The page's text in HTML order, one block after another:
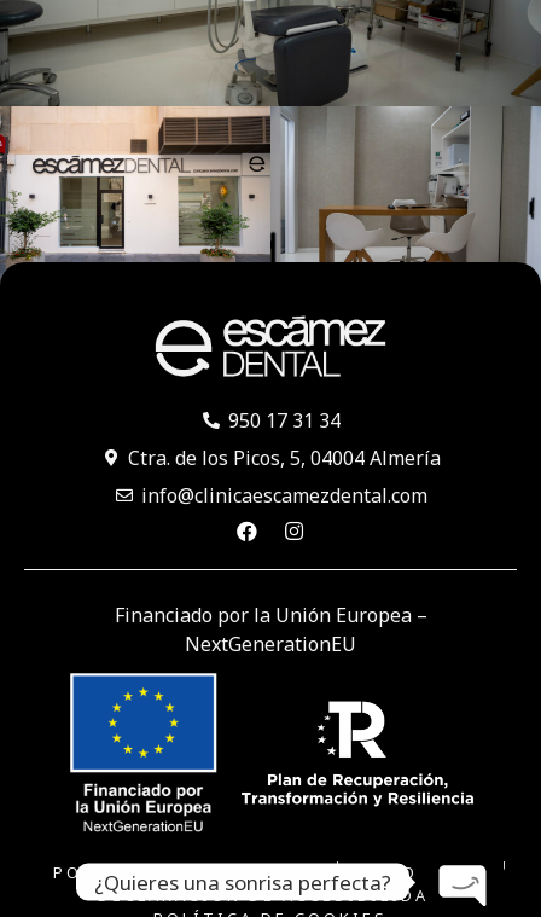
950 17 31 34
Ctra. de los Picos, 5, 04004 Almería
info@clinicaescamezdental.com
Financiado por la Unión Europea –
NextGenerationEU
POLÍTICA DE PRIVACIDAD
AVISO LEGAL
DECLARACIÓN DE ACCESIBILIDAD
¿Quieres una sonrisa perfecta?